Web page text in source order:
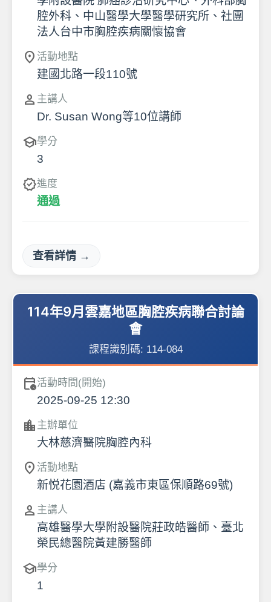
腔外科、中山醫學大學醫學研究所、社團
法人台中市胸腔疾病關懷協會
location_on 活動地點
建國北路一段110號
person 主講人
Dr. Susan Wong等10位講師
school學分
3
verified進度
通過
查看詳情 →
114年9月雲嘉地區胸腔疾病聯合討論
會
課程識別碼: 114-084
calendar_clock活動時間(開始)
2025-09-25 12:30
location_city 主辦單位
大林慈濟醫院胸腔內科
location_on 活動地點
新悦花園酒店 (嘉義市東區保順路69號)
person 主講人
高雄醫學大學附設醫院莊政皓醫師、臺北
榮民總醫院黃建勝醫師
school學分
1